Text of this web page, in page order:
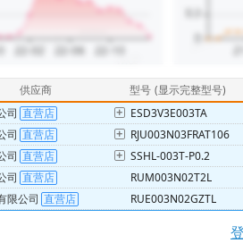
供应商 型号 (显示完整型号)
司
ESD3V3E003TA
司
RJU003N03FRAT106
司
SSHL-003T-P0.2
司
RUM003N02T2L
限公司
RUE003N02GZTL